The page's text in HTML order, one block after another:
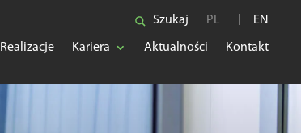
Szukaj PL EN
Realizacje Kariera Aktualności Kontakt